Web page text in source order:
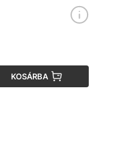
KOSÁRBA